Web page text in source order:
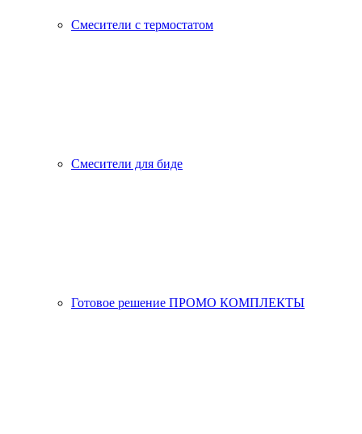
Смесители с термостатом
Смесители для биде
Готовое решение ПРОМО КОМПЛЕКТЫ